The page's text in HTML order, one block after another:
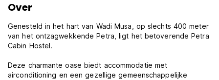
Over
Genesteld in het hart van Wadi Musa, op slechts 400 meter
van het ontzagwekkende Petra, ligt het betoverende Petra
Cabin Hostel.
Deze charmante oase biedt accommodatie met
airconditioning en een gezellige gemeenschappelijke